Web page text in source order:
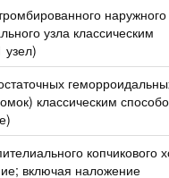
наружного
узла классическим
узел)
классическим
копчикового
включая наложение